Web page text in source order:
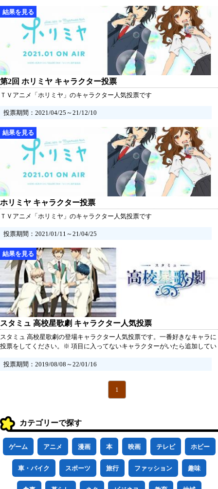
第2回 ホリミヤ キャラクター投票
ＴＶアニメ「ホリミヤ」のキャラクター人気投票です
投票期間：2021/04/25～21/12/10
ホリミヤ キャラクター投票
ＴＶアニメ「ホリミヤ」のキャラクター人気投票です
投票期間：2021/01/11～21/04/25
スタミュ 高校星歌劇 キャラクター人気投票
スタミュ 高校星歌劇の登場キャラクター人気投票です。一番好きなキャラに
投票をしてください。※ 項目に入ってないキャラクターがいたら追加してい
投票期間：2019/08/08～22/01/16
1
カテゴリーで探す
ゲーム アニメ 漫画 本 映画 テレビ ホビー
車・バイク スポーツ 旅行 ファッション 趣味